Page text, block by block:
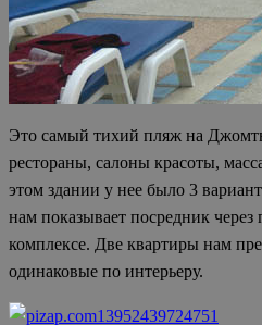
Это самый тихий пляж на
рестораны, салоны красоты,
этом здании у нее было 3
нам показывает посредник
комплексе. Две квартиры нам
одинаковые по интерьеру.